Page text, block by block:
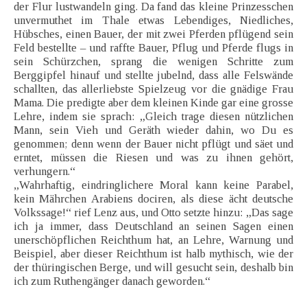
der Flur lustwandeln ging. Da fand das kleine Prinzesschen
unvermuthet im Thale etwas Lebendiges, Niedliches,
Hübsches, einen Bauer, der mit zwei Pferden pflügend sein
Feld bestellte – und raffte Bauer, Pflug und Pferde flugs in
sein Schürzchen, sprang die wenigen Schritte zum
Berggipfel hinauf und stellte jubelnd, dass alle Felswände
schallten, das allerliebste Spielzeug vor die gnädige Frau
Mama. Die predigte aber dem kleinen Kinde gar eine grosse
Lehre, indem sie sprach: „Gleich trage diesen nützlichen
Mann, sein Vieh und Geräth wieder dahin, wo Du es
genommen; denn wenn der Bauer nicht pflügt und säet und
erntet, müssen die Riesen und was zu ihnen gehört,
verhungern.“
„Wahrhaftig, eindringlichere Moral kann keine Parabel,
kein Mährchen Arabiens dociren, als diese ächt deutsche
Volkssage!“ rief Lenz aus, und Otto setzte hinzu: „Das sage
ich ja immer, dass Deutschland an seinen Sagen einen
unerschöpflichen Reichthum hat, an Lehre, Warnung und
Beispiel, aber dieser Reichthum ist halb mythisch, wie der
der thüringischen Berge, und will gesucht sein, deshalb bin
ich zum Ruthengänger danach geworden.“